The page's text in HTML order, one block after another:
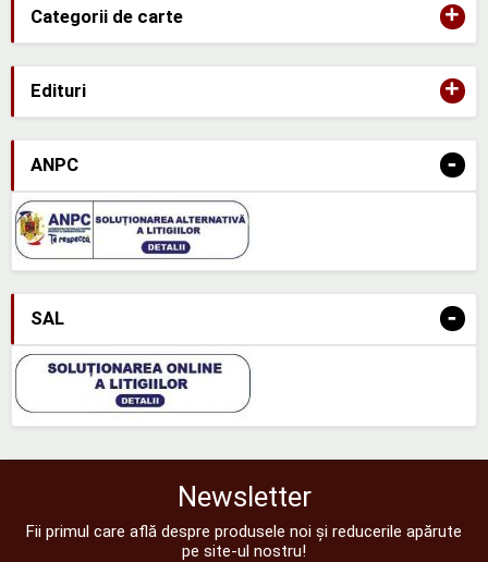
Categorii de carte +
Edituri +
ANPC -
SAL -
Newsletter
Fii primul care află despre produsele noi și reducerile apărute
pe site-ul nostru!